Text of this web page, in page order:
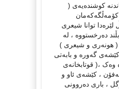
کوشندەیەی (
توانا شیعری
دەرخستووە ، لە
( هونەری و شیعری )
گەورە و بابەتی
،( قوتابخانەی
، کێشەی ئاو و
، باری دەروونی